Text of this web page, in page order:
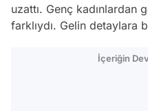
uzattı. Genç kadınlardan
farklıydı. Gelin detaylara
İçeriğin